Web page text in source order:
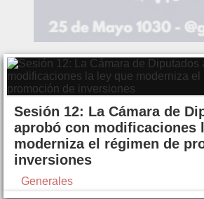
Sesión 12: La Cámara de
aprobó con modificaciones
moderniza el régimen de
inversiones
Generales